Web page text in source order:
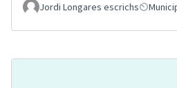
Jordi Longares escrichs